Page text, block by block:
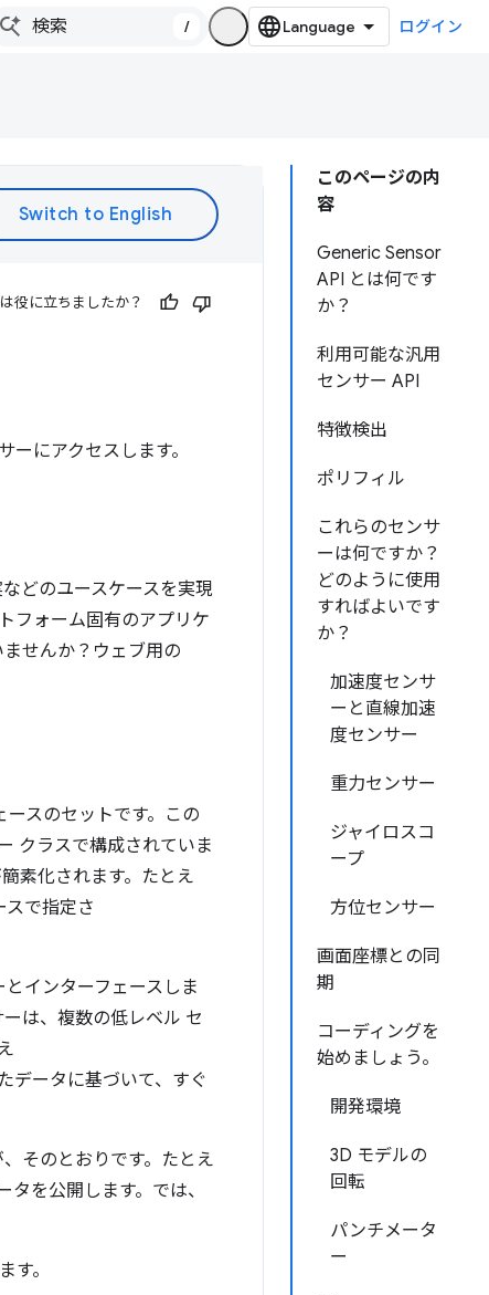
/ ログイン
このページの内
容
Generic Sensor
API とは何です
か？
利用可能な汎用
センサー API
特徴検出
ポリフィル
これらのセンサ
ーは何ですか？
どのように使用
すればよいです
か？
加速度センサ
ーと直線加速
度センサー
重力センサー
ジャイロスコ
ープ
方位センサー
画面座標との同
期
コーディングを
始めましょう。
開発環境
3D モデルの
回転
パンチメータ
ー
役に立ちましたか？
にアクセスします。
どのユースケースを実現
フォーム固有のアプリケ
せんか？ウェブ用の
スのセットです。この
クラスで構成されていま
素化されます。たとえ
スで指定さ
インターフェースしま
は、複数の低レベル セ
データに基づいて、すぐ
そのとおりです。たとえ
を公開します。では、
。